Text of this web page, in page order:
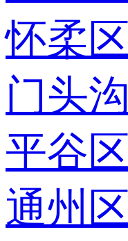
怀柔区
门头沟
平谷区
通州区